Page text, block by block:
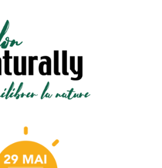
salon
SAVOURER LA BIO